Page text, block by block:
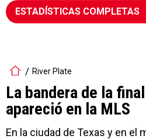
ESTADÍSTICAS COMPLETAS
River Plate
La bandera de la
apareció en la MLS
En la ciudad de Texas y en el